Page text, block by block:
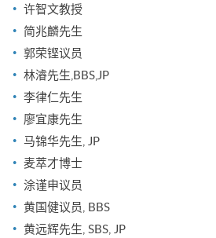
许智文教授
简兆麟先生
郭荣铿议员
林濬先生,BBS,JP
李律仁先生
廖宜康先生
马锦华先生, JP
麦萃才博士
涂谨申议员
黄国健议员, BBS
黄远辉先生, SBS, JP